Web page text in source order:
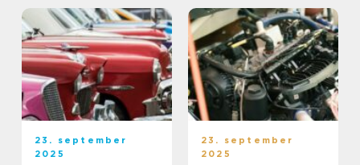
23. september
2025
23. september
2025